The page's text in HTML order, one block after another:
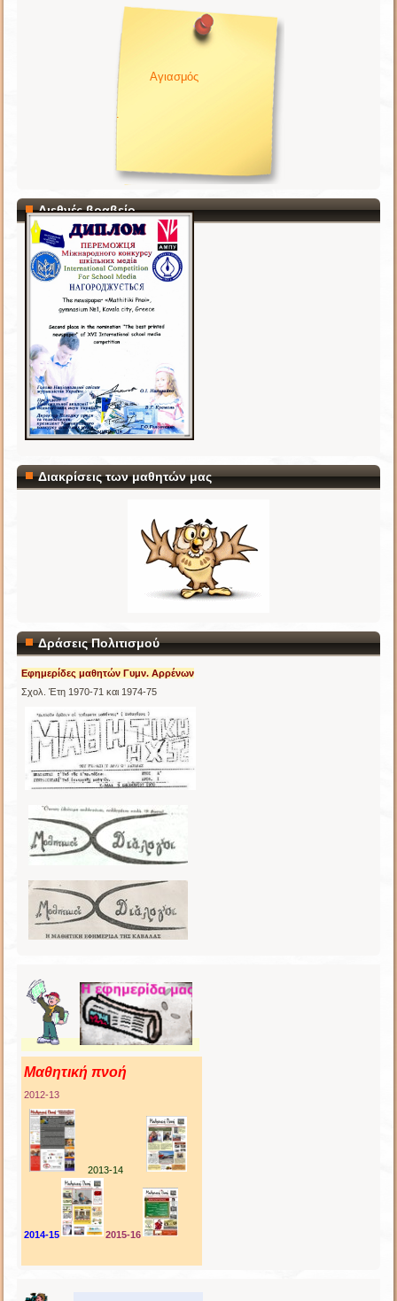
Αγιασμός
.
Διεθνές βραβείο
Διακρίσεις των μαθητών μας
Δράσεις Πολιτισμού
Εφημερίδες μαθητών Γυμν. Αρρένων
Σχολ. Έτη 1970-71 και 1974-75
Μαθητική πνοή
2012-13
2013-14
2014-15 2015-16